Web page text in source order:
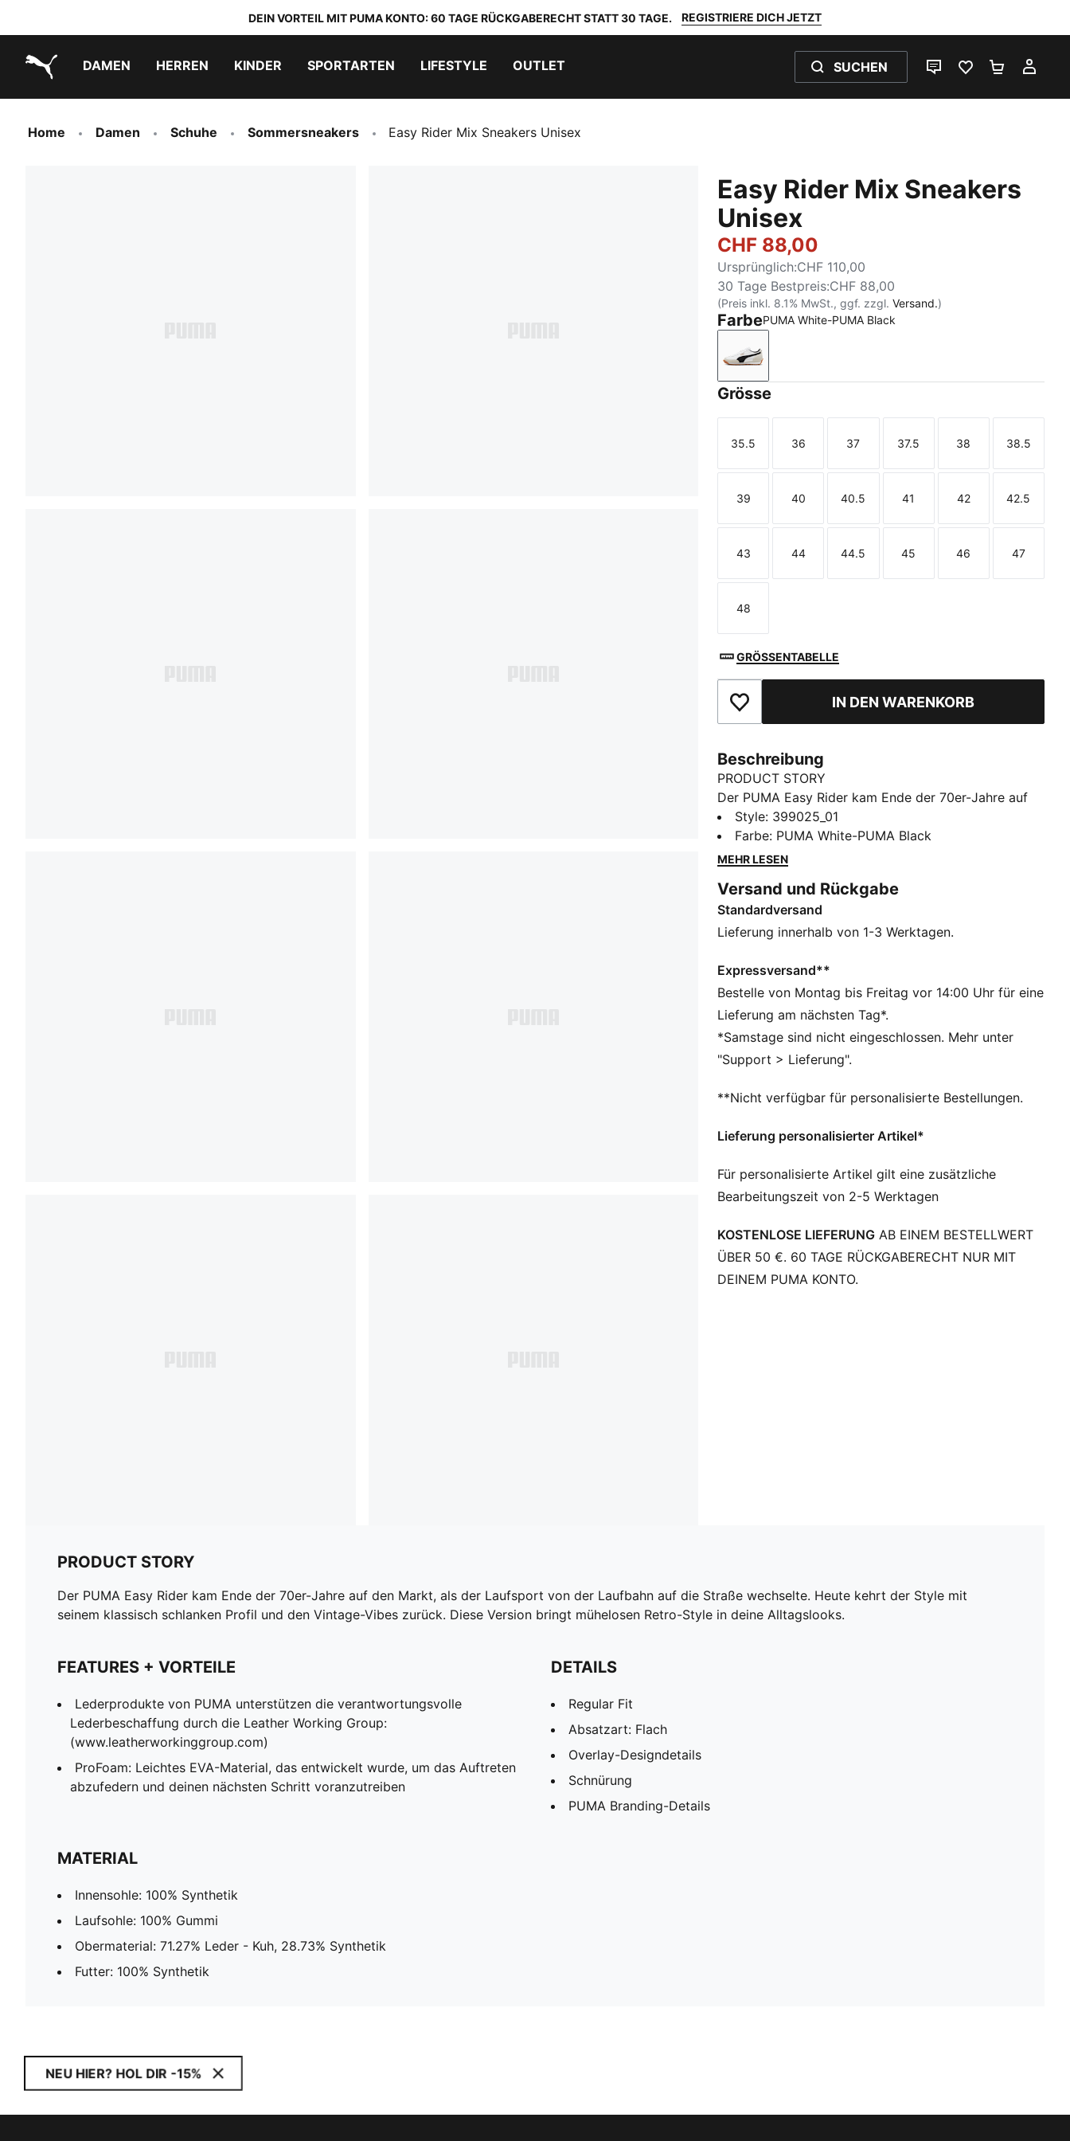
DEIN VORTEIL MIT PUMA KONTO: 60 TAGE RÜCKGABERECHT STATT 30 TAGE. REGISTRIERE DICH JETZT
DAMEN HERREN KINDER SPORTARTEN LIFESTYLE OUTLET SUCHEN
LIVE-CHATFAVORITEN 0
Home Damen Schuhe Sommersneakers Easy Rider Mix Sneakers Unisex
Easy Rider Mix Sneakers
Unisex
CHF 88,00
Ursprünglich:CHF 110,00
30 Tage Bestpreis:CHF 88,00
(Preis inkl. 8.1% MwSt., ggf. zzgl.Versand.)
FarbePUMA White-PUMA Black
PUMA White-PUMA Black
Grösse
Größe
35.5
Größe
36
Größe
37
Größe
37.5
Größe
38
Größe
38.5
Größe
39
Größe
40
Größe
40.5
Größe
41
Größe
42
Größe
42.5
Größe
43
Größe
44
Größe
44.5
Größe
45
Größe
46
Größe
47
Größe
48
GRÖSSENTABELLE
Zu Favoriten hinzufügenIN DEN WARENKORB
Beschreibung
PRODUCT STORY
Der PUMA Easy Rider kam Ende der 70er-Jahre auf
den Markt, als der Laufsport von der Laufbahn auf
die Straße wechselte. Heute kehrt der Style mit
seinem klassisch schlanken Profil und den Vintage-
Style in deine Alltagslooks.
FEATURES + VORTEILE
Lederprodukte von PUMA unterstützen die
Leather Working Group:
(www.leatherworkinggroup.com)
ProFoam: Leichtes EVA-Material, das entwickelt
wurde, um das Auftreten abzufedern und deinen
nächsten Schritt voranzutreiben
DETAILS
Absatzart: Flach
Schnürung
Style: 399025_01
Farbe: PUMA White-PUMA Black
MEHR LESEN
Versand und Rückgabe
Standardversand
Lieferung innerhalb von 1-3 Werktagen.
Expressversand**
Bestelle von Montag bis Freitag vor 14:00 Uhr für eine
Lieferung am nächsten Tag*.
*Samstage sind nicht eingeschlossen. Mehr unter
"Support > Lieferung".
**Nicht verfügbar für personalisierte Bestellungen.
Lieferung personalisierter Artikel*
Für personalisierte Artikel gilt eine zusätzliche
Bearbeitungszeit von 2-5 Werktagen
KOSTENLOSE LIEFERUNG AB EINEM BESTELLWERT
ÜBER 50 €. 60 TAGE RÜCKGABERECHT NUR MIT
DEINEM PUMA KONTO.
PRODUCT STORY
Der PUMA Easy Rider kam Ende der 70er-Jahre auf den Markt, als der Laufsport von der Laufbahn auf die Straße wechselte. Heute kehrt der Style mit
seinem klassisch schlanken Profil und den Vintage-Vibes zurück. Diese Version bringt mühelosen Retro-Style in deine Alltagslooks.
FEATURES + VORTEILE
Lederprodukte von PUMA unterstützen die verantwortungsvolle
Lederbeschaffung durch die Leather Working Group:
(www.leatherworkinggroup.com)
ProFoam: Leichtes EVA-Material, das entwickelt wurde, um das Auftreten
abzufedern und deinen nächsten Schritt voranzutreiben
DETAILS
Regular Fit
Absatzart: Flach
Overlay-Designdetails
Schnürung
PUMA Branding-Details
MATERIAL
Innensohle: 100% Synthetik
Laufsohle: 100% Gummi
Obermaterial: 71.27% Leder - Kuh, 28.73% Synthetik
Futter: 100% Synthetik
NEU HIER? HOL DIR -15%